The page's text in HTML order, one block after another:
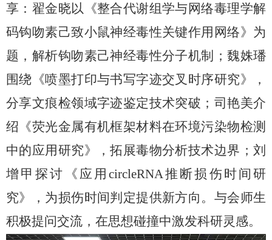
享：翟金晓以《整合代谢组学与网络毒理学解
码钩吻素己致小鼠神经毒性关键作用网络》为
题，解析钩吻素己神经毒性分子机制；魏姝璠
围绕《喷墨打印与书写字迹交叉时序研究》，
分享文痕检领域字迹鉴定技术突破；司艳美介
绍《荧光金属有机框架材料在环境污染物检测
中的应用研究》，拓展毒物分析技术边界；刘
增甲探讨《应用 circleRNA推断损伤时间研
究》，为损伤时间判定提供新方向。与会师生
积极提问交流，在思想碰撞中激发科研灵感。